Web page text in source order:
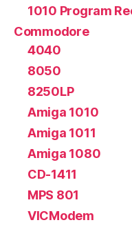
1010 Program
Commodore
4040
8050
8250LP
Amiga 1010
Amiga 1011
Amiga 1080
CD-1411
MPS 801
VICModem